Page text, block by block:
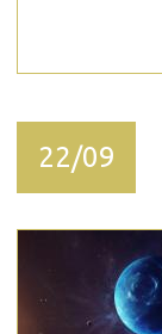
22/09